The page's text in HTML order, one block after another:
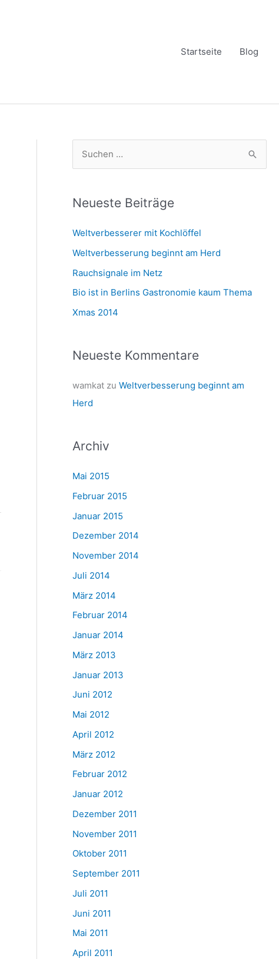
Startseite Blog
h
n
n
a
c
h
Neueste Beiträge
Weltverbesserer mit Kochlöffel
Weltverbesserung beginnt am Herd
Rauchsignale im Netz
Bio ist in Berlins Gastronomie kaum Thema
Xmas 2014
Neueste Kommentare
wamkatzu Weltverbesserung beginnt am
Herd
Archiv
Mai 2015
Februar 2015
Januar 2015
Dezember 2014
November 2014
Juli 2014
März 2014
Februar 2014
Januar 2014
März 2013
Januar 2013
Juni 2012
Mai 2012
April 2012
März 2012
Februar 2012
Januar 2012
Dezember 2011
November 2011
Oktober 2011
September 2011
Juli 2011
Juni 2011
Mai 2011
April 2011